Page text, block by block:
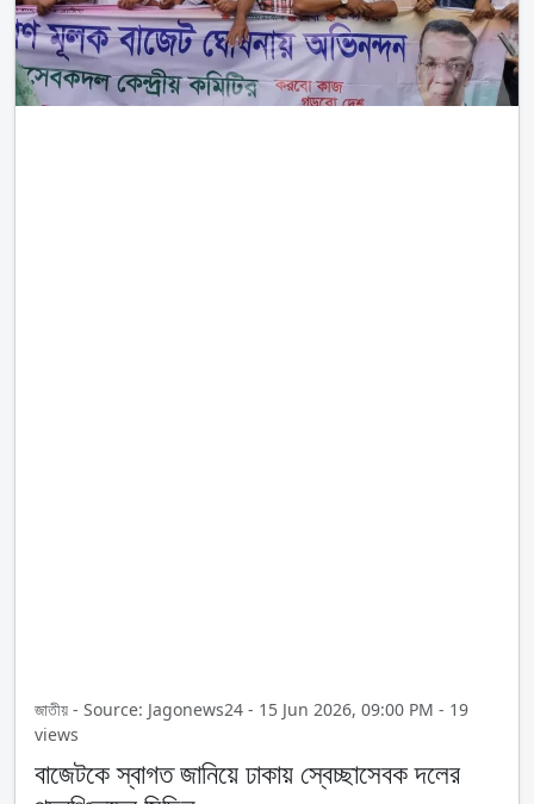
জাতীয় - Source: Jagonews24 - 15 Jun 2026, 09:00 PM - 19
views
বাজেটকে স্বাগত জানিয়ে ঢাকায় স্বেচ্ছাসেবক দলের